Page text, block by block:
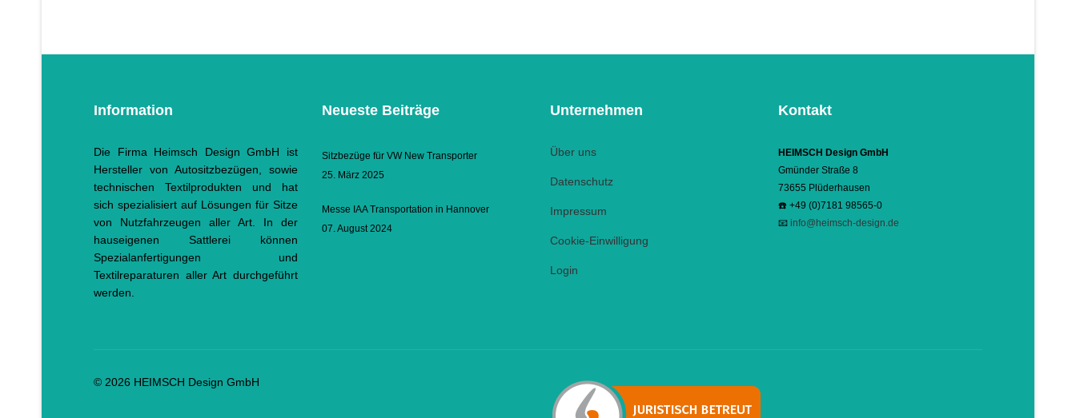
Information
Die Firma Heimsch Design GmbH ist
Hersteller von Autositzbezügen, sowie
technischen Textilprodukten und hat
sich spezialisiert auf Lösungen für Sitze
von Nutzfahrzeugen aller Art. In der
hauseigenen Sattlerei können
Spezialanfertigungen und
Textilreparaturen aller Art durchgeführt
werden.
Neueste Beiträge
Sitzbezüge für VW New Transporter
25. März 2025
Messe IAA Transportation in Hannover
07. August 2024
Unternehmen
Über uns
Datenschutz
Impressum
Cookie-Einwilligung
Login
Kontakt
HEIMSCH Design GmbH
Gmünder Straße 8
73655 Plüderhausen
☎️ +49 (0)7181 98565-0
📧 info@heimsch-design.de
© 2026 HEIMSCH Design GmbH